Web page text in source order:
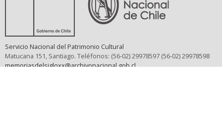
Servicio Nacional del Patrimonio Cultural
Matucana 151, Santiago. Teléfonos: (56-02) 29978597 (56-02) 29978598
memoriasdelsigloxx@archivonacional.gob.cl